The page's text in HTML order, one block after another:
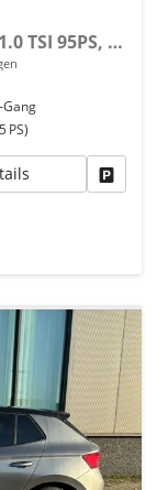
Classic LIEFERUNG KOSTENLOS! 1.0 TSI 95PS, 15" ALU, LED-Scheinwerfer, M-Lederlenkrad, Nebelscheinwerfer, Parksensoren vorne + hinten, Rückfahrkamera, Sitzheizung, Tempomat, Klimaanlage, Infotainment 8"+Wireless SmartLink, Fußmatten, Mittelarmlehne
Gang
PS)